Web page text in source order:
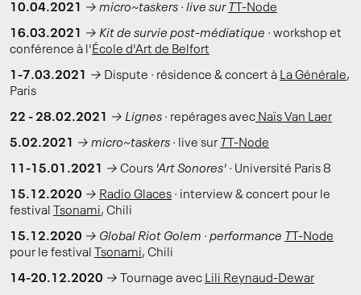
10.04.2021
→ micro~taskers · live sur T
T-Node
16.03.2021
→ Kit de survie post-médiatique · workshop et
conférence à l'École d'Art de Belfort
1-7.03.2021
→ Dispute · résidence & concert à La Générale,
Paris
22 - 28.02.2021
→ Lignes · repérages avec Naïs Van Laer
5.02.2021
→ micro~taskers · live sur T
T-Node
11-15.01.2021
→ Cours 'Art Sonores' · Université Paris 8
15.12.2020 → Radio Glaces · interview & concert pour le
festival
Tsonami, Chili
15.12.2020 → Global Riot Golem · performance T
T-Node
pour le festival
Tsonami, Chili
14-20.12.2020 → Tournage avec Lili Reynaud-Dewar